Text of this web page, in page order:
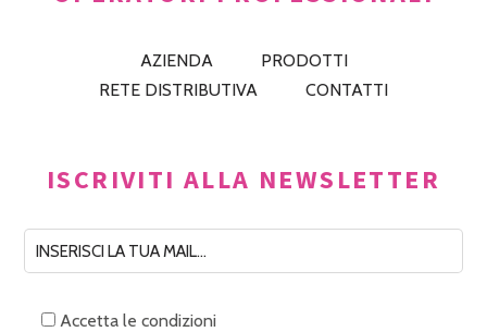
AZIENDA
PRODOTTI
RETE DISTRIBUTIVA
CONTATTI
ISCRIVITI ALLA NEWSLETTER
Accetta le condizioni